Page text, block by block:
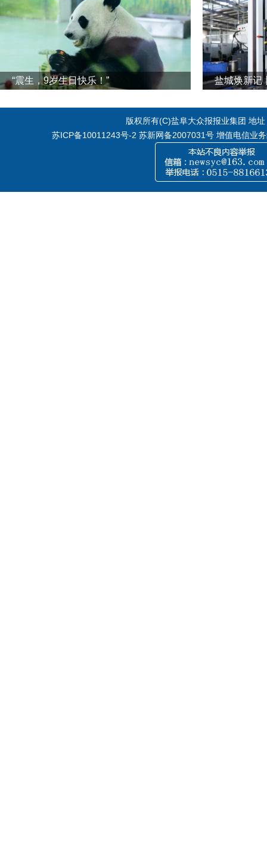
“震生，9岁生日快乐！”
版权所有(C)盐阜大众报报业集团 地
苏ICP备10011243号-2 苏新网备2007031号 增值电信业